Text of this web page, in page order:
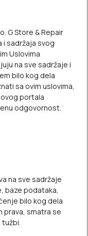
G Store & Repair
i sadržaja svog
Uslovima
na sve sadržaje i
bilo kog dela
sa ovim uslovima,
portala
odgovornost.
na sve sadržaje
baze podataka,
bilo kog dela
prava, smatra se
tužbi.